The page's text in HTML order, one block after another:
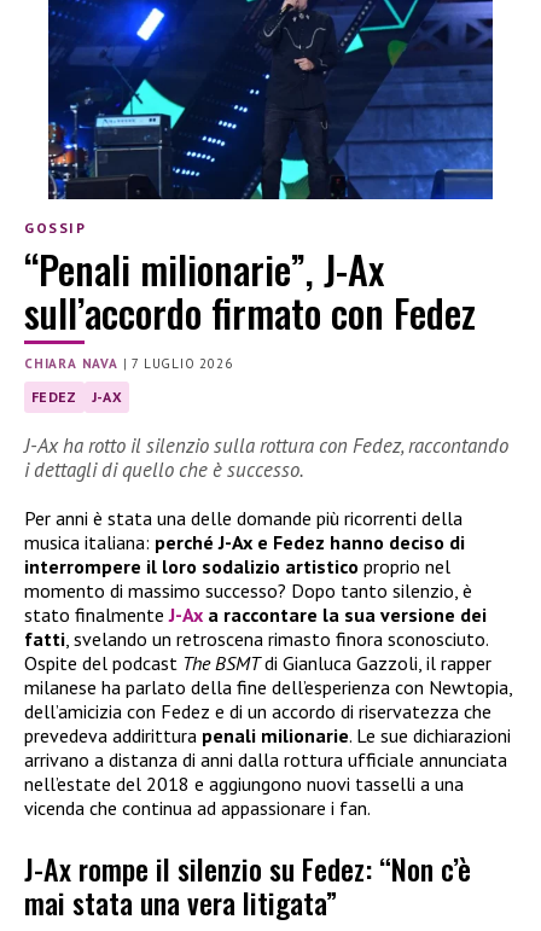
GOSSIP
“Penali milionarie”, J-Ax
sull’accordo firmato con Fedez
CHIARA NAVA |7 LUGLIO 2026
FEDEZ J-AX
J-Ax ha rotto il silenzio sulla rottura con Fedez, raccontando
i dettagli di quello che è successo.
Per anni è stata una delle domande più ricorrenti della
musica italiana: perché J-Ax e Fedez hanno deciso di
interrompere il loro sodalizio artistico proprio nel
momento di massimo successo? Dopo tanto silenzio, è
stato finalmenteJ-Ax a raccontare la sua versione dei
fatti, svelando un retroscena rimasto finora sconosciuto.
Ospite del podcast The BSMTdi Gianluca Gazzoli, il rapper
milanese ha parlato della fine dell’esperienza con Newtopia,
dell’amicizia con Fedez e di un accordo di riservatezza che
prevedeva addirittura penali milionarie. Le sue dichiarazioni
arrivano a distanza di anni dalla rottura ufficiale annunciata
nell’estate del 2018 e aggiungono nuovi tasselli a una
vicenda che continua ad appassionare i fan.
J-Ax rompe il silenzio su Fedez: “Non c’è
mai stata una vera litigata”